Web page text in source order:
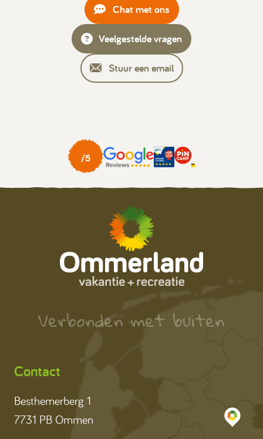
Chat met ons
Veelgestelde vragen
Stuur een email
Verbonden met buiten
Contact
Besthemerberg 1
7731 PB Ommen